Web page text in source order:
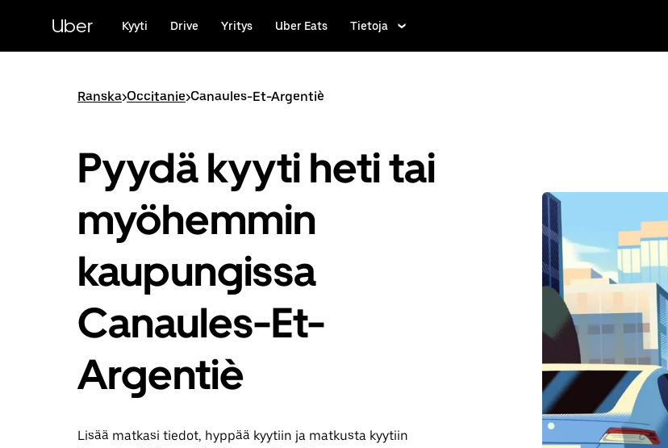
pääsisältöön
Uber Kyyti Drive Yritys Uber Eats Tietoja
Ranska>Occitanie>Canaules-Et-Argentiè
Pyydä kyyti heti tai
myöhemmin
kaupungissa
Canaules-Et-
Argentiè
Lisää matkasi tiedot, hyppää kyytiin ja matkusta kyytiin